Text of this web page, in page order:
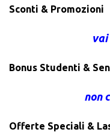
Sconti & Promozioni
Bonus Studenti &
non
Offerte Speciali &